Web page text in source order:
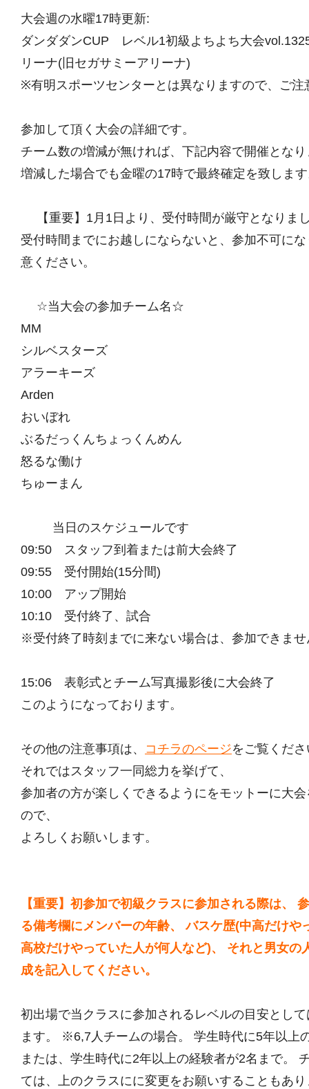
大会週の水曜17時更新:
ダンダダンCUP レベル1初級よちよち大会
リーナ(旧セガサミーアリーナ)
※有明スポーツセンターとは異なりますので、ご注
参加して頂く大会の詳細です。
チーム数の増減が無ければ、下記内容で開催とな
増減した場合でも金曜の17時で最終確定を致しま
【重要】1月1日より、受付時間が厳守となり
受付時間までにお越しにならないと、参加不可に
意ください。
☆当大会の参加チーム名☆
MM
シルベスターズ
アラーキーズ
Arden
おいぼれ
ぶるだっくんちょっくんめん
怒るな働け
ちゅーまん
当日のスケジュールです
09:50 スタッフ到着または前大会終了
09:55 受付開始(15分間)
10:00 アップ開始
10:10 受付終了、試合
※受付終了時刻までに来ない場合は、参加できませ
15:06 表彰式とチーム写真撮影後に大会終了
このようになっております。
その他の注意事項は、 コチラのページをご覧くだ
それではスタッフ一同総力を挙げて、
参加者の方が楽しくできるようにをモットーに大
ので、
よろしくお願いします。
【重要】初参加で初級クラスに参加される際は、
る備考欄にメンバーの年齢、 バスケ歴(中高だけや
高校だけやっていた人が何人など)、 それと男女の
成を記入してください。
初出場で当クラスに参加されるレベルの目安とし
ます。 ※6,7人チームの場合。 学生時代に5年以上
または、学生時代に2年以上の経験者が2名まで。
ては、上のクラスにに変更をお願いすることもあ